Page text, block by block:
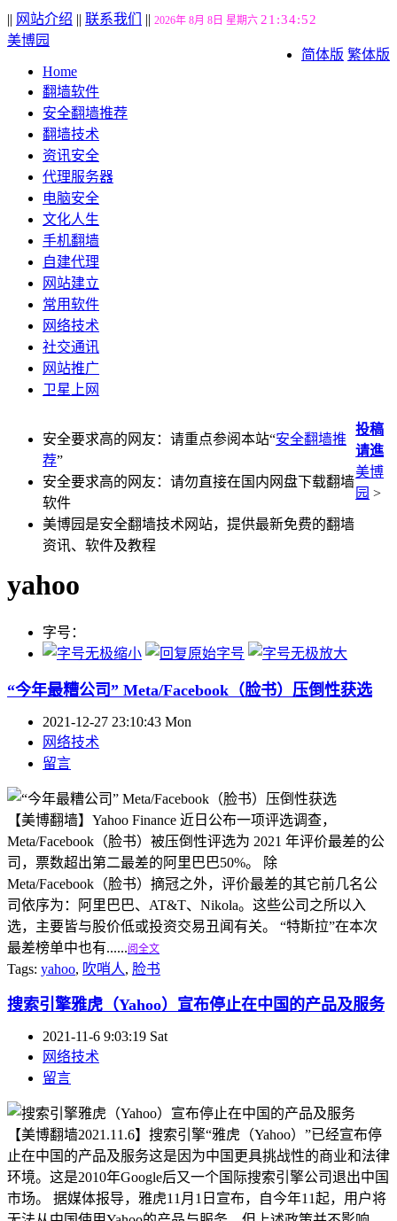
|| 网站介绍 || 联系我们 || 2026年 8月 8日 星期六 21:34:53
简体版 繁体版
美博园
Home
翻墙软件
安全翻墙推荐
翻墙技术
资讯安全
代理服务器
电脑安全
文化人生
手机翻墙
自建代理
网站建立
常用软件
网络技术
社交通讯
网站推广
卫星上网
安全要求高的网友：请重点参阅本站“安全翻墙推
荐”
安全要求高的网友：请勿直接在国内网盘下载翻墙
软件
美博园是安全翻墙技术网站，提供最新免费的翻墙
资讯、软件及教程
投稿
请進
美博
园 >
yahoo
字号：
“今年最糟公司” Meta/Facebook（脸书）压倒性获选
2021-12-27 23:10:43 Mon
网络技术
留言
【美博翻墙】Yahoo Finance 近日公布一项评选调查，
Meta/Facebook（脸书）被压倒性评选为 2021 年评价最差的公
司，票数超出第二最差的阿里巴巴50%。 除
Meta/Facebook（脸书）摘冠之外，评价最差的其它前几名公
司依序为：阿里巴巴、AT&T、Nikola。这些公司之所以入
选，主要皆与股价低或投资交易丑闻有关。 “特斯拉”在本次
最差榜单中也有......阅全文
Tags: yahoo, 吹哨人, 脸书
搜索引擎雅虎（Yahoo）宣布停止在中国的产品及服务
2021-11-6 9:03:19 Sat
网络技术
留言
【美博翻墙2021.11.6】搜索引擎“雅虎（Yahoo）”已经宣布停
止在中国的产品及服务这是因为中国更具挑战性的商业和法律
环境。这是2010年Google后又一个国际搜索引擎公司退出中国
市场。 据媒体报导，雅虎11月1日宣布，自今年11起，用户将